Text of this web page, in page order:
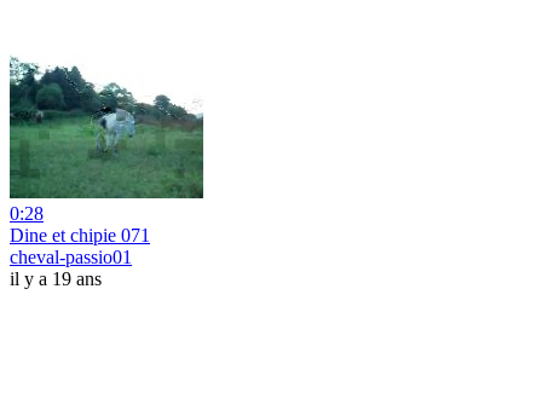
0:28
Dine et chipie 071
cheval-passio01
il y a 19 ans